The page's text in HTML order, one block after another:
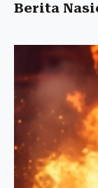
Berita